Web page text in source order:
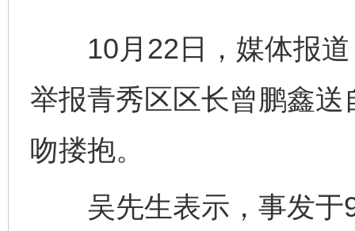
10月22日，媒体报道
举报青秀区区长曾鹏鑫
吻搂抱。
吴先生表示，事发于9